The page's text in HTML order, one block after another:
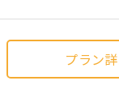
プラン